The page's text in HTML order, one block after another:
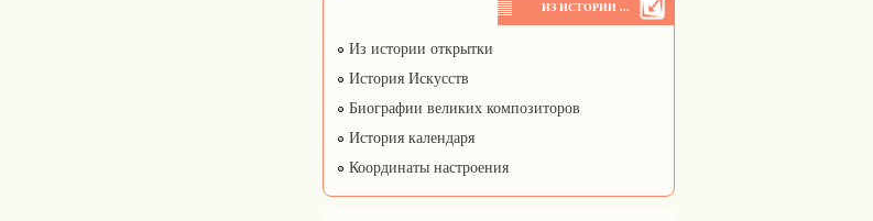
ИЗ ИСТОРИИ ...
Из истории открытки
История Искусств
Биографии великих композиторов
История календаря
Координаты настроения